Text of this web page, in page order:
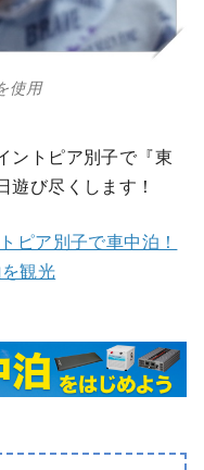
使用
ントピア別子で『東
び尽くします！
ピア別子で車中泊！
観光